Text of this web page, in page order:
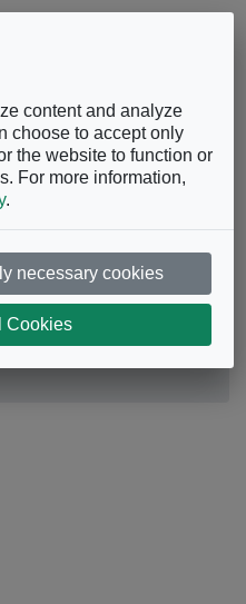
YC312
content and analyze
choose to accept only
the website to function or
For more information,
.
necessary cookies
Cookies